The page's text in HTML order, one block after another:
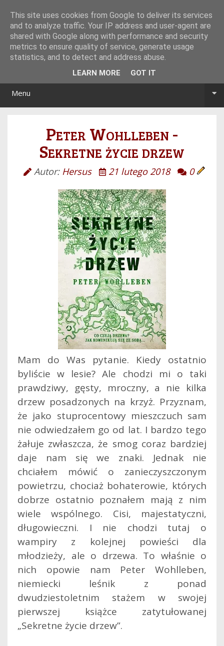
Menu
Peter Wohlleben -
Sekretne życie drzew
Autor: Hersus 21 lutego 2018 0
Mam do Was pytanie. Kiedy ostatnio
byliście w lesie? Ale chodzi mi o taki
prawdziwy, gęsty, mroczny, a nie kilka
drzew posadzonych na krzyż. Przyznam,
że jako stuprocentowy mieszczuch sam
nie odwiedzałem go od lat. I bardzo tego
żałuje zwłaszcza, że smog coraz bardziej
daje nam się we znaki. Jednak nie
chciałem mówić o zanieczyszczonym
powietrzu, chociaż bohaterowie, których
dobrze ostatnio poznałem mają z nim
wiele wspólnego. Cisi, majestatyczni,
długowieczni. I nie chodzi tutaj o
wampiry z kolejnej powieści dla
młodzieży, ale o drzewa. To właśnie o
nich opowie nam Peter Wohlleben,
niemiecki leśnik z ponad
dwudziestoletnim stażem w swojej
pierwszej książce zatytułowanej
„Sekretne życie drzew”.
This site uses cookies from Google to deliver its services
and to analyze traffic. Your IP address and user-agent are
shared with Google along with performance and security
metrics to ensure quality of service, generate usage
statistics, and to detect and address abuse.
LEARN MORE GOT IT